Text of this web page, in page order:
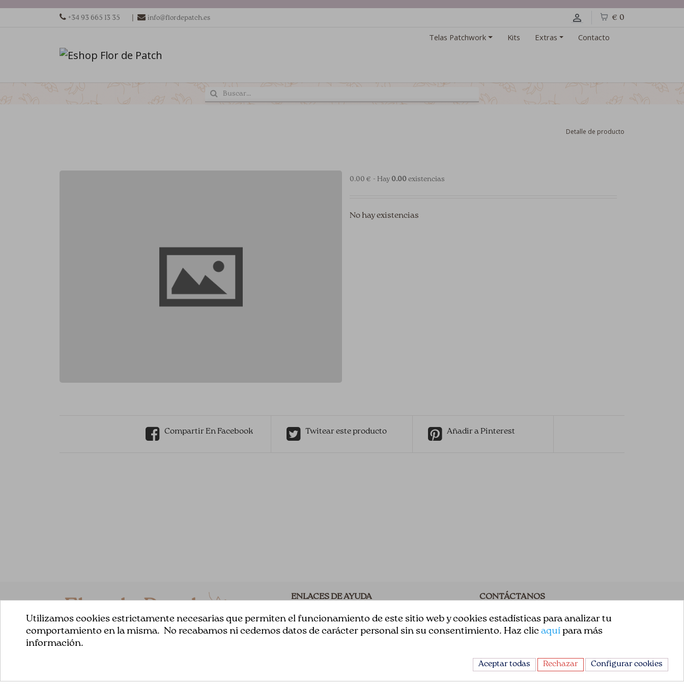
+34 93 665 13 35 | info@flordepatch.es € 0
Telas Patchwork Kits Extras Contacto
Detalle de producto
0.00 € - Hay 0.00existencias
No hay existencias
Compartir En Facebook Twitear este producto Añadir a Pinterest
En nuestra tienda online ofrecemos un selecto surtido
resultados.
ENLACES DE AYUDA
Acerca de Nosotros
Aviso Legal
CONTÁCTANOS
Avda. de la Constitución 151
08860, Castelldefels
+34 93 665 13 35
Utilizamos cookies estrictamente necesarias que permiten el funcionamiento de este sitio web y cookies estadísticas para analizar tu
comportamiento en la misma. No recabamos ni cedemos datos de carácter personal sin su consentimiento. Haz clicaquípara más
información.
Aceptar todas Rechazar Configurar cookies